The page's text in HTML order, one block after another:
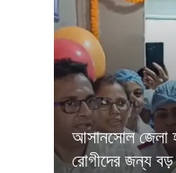
আসানসোল জেলা
রোগীদের জন্য